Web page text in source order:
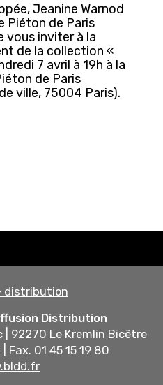
Jeanine Warnod
Piéton de Paris
vous inviter à la
de la collection «
7 avril à 19h à la
de Paris
ville, 75004 Paris).
distribution
Distribution
| 92270 Le Kremlin Bicêtre
Fax. 01 45 15 19 80